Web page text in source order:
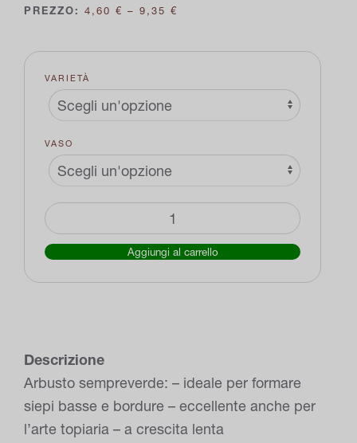
4,60 € – 9,35 €
DA
VARIETÀ
VASO
Bosso
"Buxus"
quantità
Aggiungi al carrello
Descrizione
Arbusto sempreverde: – ideale per formare
siepi basse e bordure – eccellente anche per
l’arte topiaria – a crescita lenta